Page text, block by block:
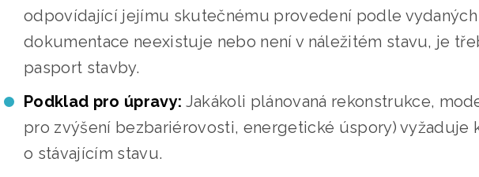
odpovídající jejímu skutečnému provedení podle
dokumentace neexistuje nebo není v náležitém stavu, je
pasport stavby.
Podklad pro úpravy: Jakákoli plánovaná rekonstrukce,
pro zvýšení bezbariérovosti, energetické úspory) vyžaduje
o stávajícím stavu.